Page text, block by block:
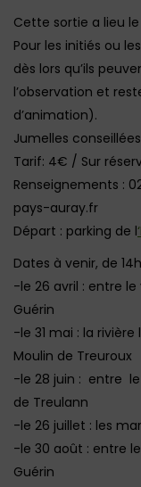
Cette sortie a lieu
Pour les initiés ou
dès lors qu’ils
l’observation et
d’animation).
Jumelles
Tarif: 4€ / Sur
Renseignements :
pays-auray.fr
Départ : parking de l
Dates à venir, de
-le 26 avril : entre
Guérin
-le 31 mai : la rivière
Moulin de Treuroux
-le 28 juin : entre
de Treulann
-le 26 juillet : les
-le 30 août : entre
Guérin